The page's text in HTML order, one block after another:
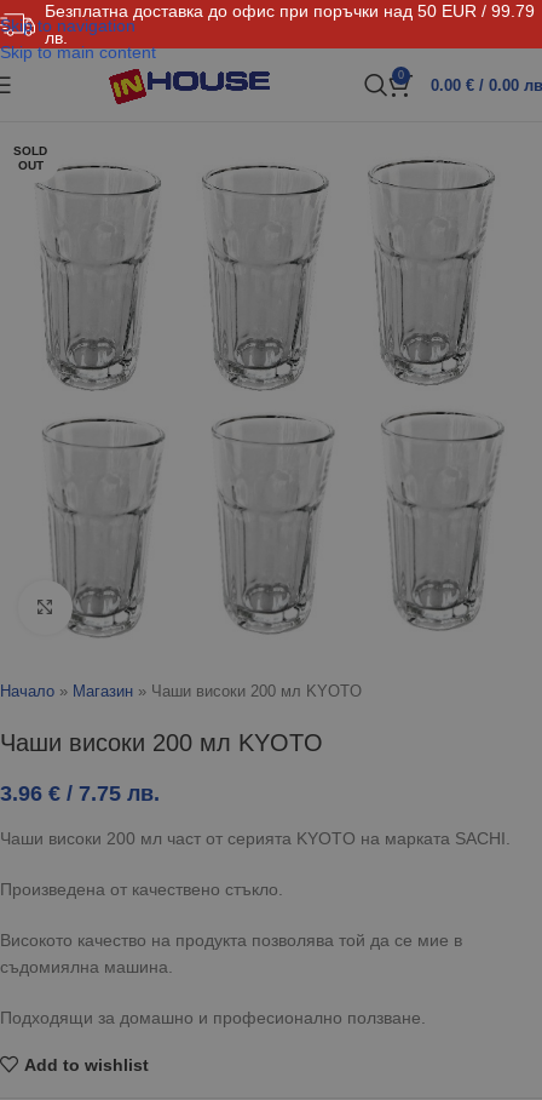
Безплатна доставка до офис при поръчки над 50 EUR / 99.79
лв.
Skip to navigation
Skip to main content
0
0.00 € / 0.00
SOLD
OUT
Click to enlarge
Начало » Магазин » Чаши високи 200 мл KYOTO
Чаши високи 200 мл KYOTO
3.96 € / 7.75 лв.
Чаши високи 200 мл част от серията KYOTO на марката SACHI.
Произведена от качествено стъкло.
Високото качество на продукта позволява той да се мие в
съдомиялна машина.
Подходящи за домашно и професионално ползване.
Add to wishlist